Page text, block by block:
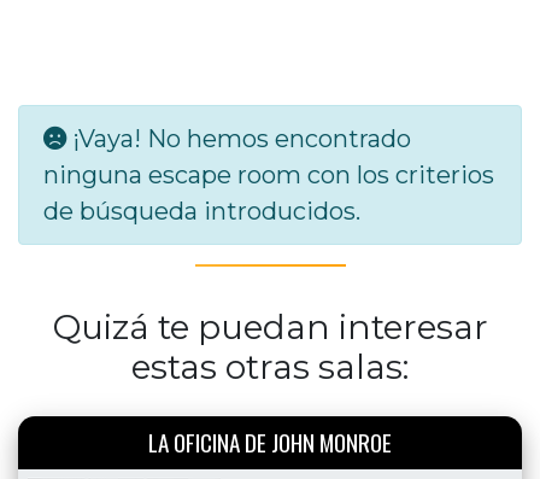
¡Vaya! No hemos encontrado
ninguna escape room con los criterios
de búsqueda introducidos.
Quizá te puedan interesar
estas otras salas:
LA OFICINA DE JOHN MONROE